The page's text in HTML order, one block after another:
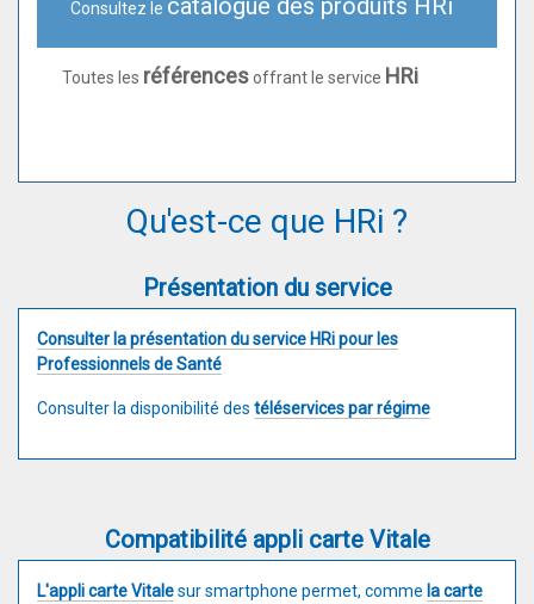
Consultez le catalogue des produits HRi
Toutes les référencesoffrant le service HRi
Qu'est-ce que HRi ?
Présentation du service
Consulter la présentation du service HRi pour les
Professionnels de Santé
​Consulter la disponibilité des téléservices par régime
Compatibilité appli carte Vitale
L'appli carte Vitalesur smartphone permet, comme la carte